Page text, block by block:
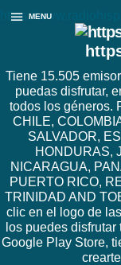
https://
Tiene 15.505
puedas disfrutar,
todos los géneros.
CHILE,
SALVADOR,
HONDURAS,
NICARAGUA,
PUERTO RICO,
TRINIDAD AND
clic en el logo de
los puedes
Google Play Store,
MENU